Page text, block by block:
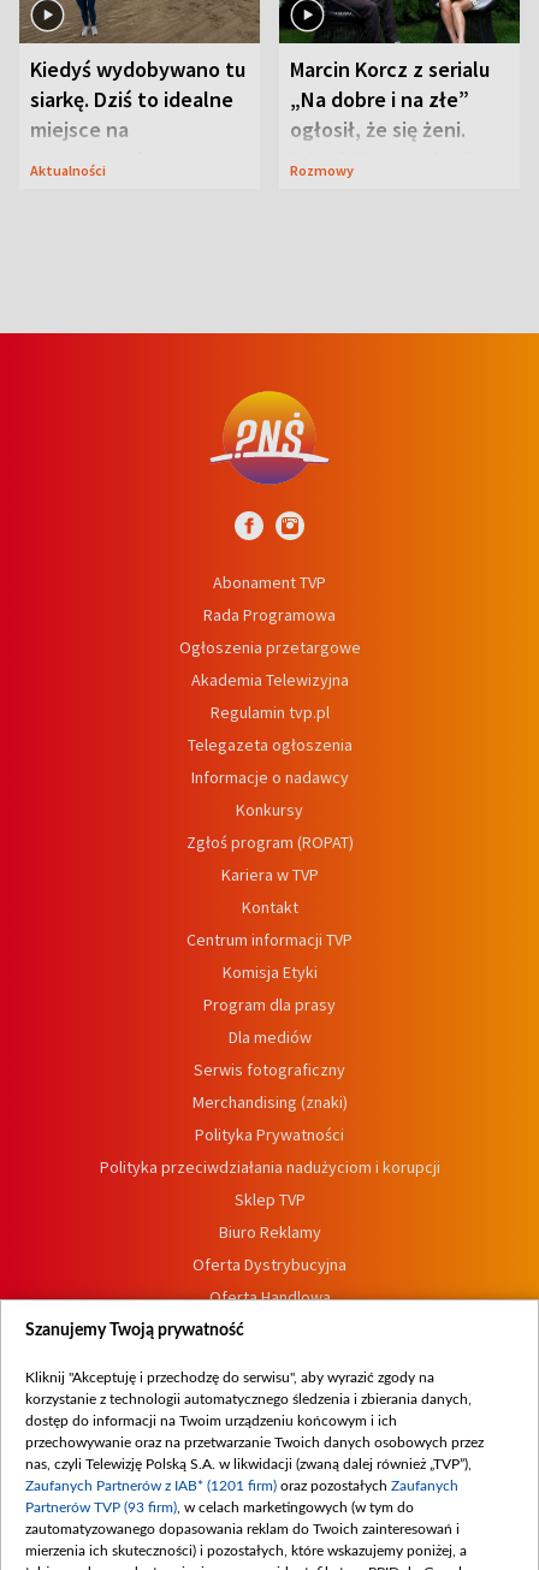
Kiedyś wydobywano tu
siarkę. Dziś to idealne
miejsce na
wypoczynek
Aktualności
Marcin Korcz z serialu
„Na dobre i na złe”
ogłosił, że się żeni.
Zdradził, co zmienił
Rozmowy
Abonament TVP
Rada Programowa
Ogłoszenia przetargowe
Akademia Telewizyjna
Regulamin tvp.pl
Telegazeta ogłoszenia
Informacje o nadawcy
Konkursy
Zgłoś program (ROPAT)
Kariera w TVP
Kontakt
Centrum informacji TVP
Komisja Etyki
Program dla prasy
Dla mediów
Serwis fotograficzny
Merchandising (znaki)
Polityka Prywatności
Polityka przeciwdziałania nadużyciom i korupcji
Sklep TVP
Biuro Reklamy
Oferta Dystrybucyjna
Oferta Handlowa
Dostępność
Procedura zgłoszeń wewnętrznych
Szanujemy Twoją prywatność
Kliknij "Akceptuję i przechodzę do serwisu", aby wyrazić zgody na
korzystanie z technologii automatycznego śledzenia i zbierania danych,
dostęp do informacji na Twoim urządzeniu końcowym i ich
przechowywanie oraz na przetwarzanie Twoich danych osobowych przez
nas, czyli Telewizję Polską S.A. w likwidacji (zwaną dalej również „TVP”),
Zaufanych Partnerów z IAB* (1201 firm) oraz pozostałych Zaufanych
Partnerów TVP (93 firm) , w celach marketingowych (w tym do
zautomatyzowanego dopasowania reklam do Twoich zainteresowań i
mierzenia ich skuteczności) i pozostałych, które wskazujemy poniżej, a